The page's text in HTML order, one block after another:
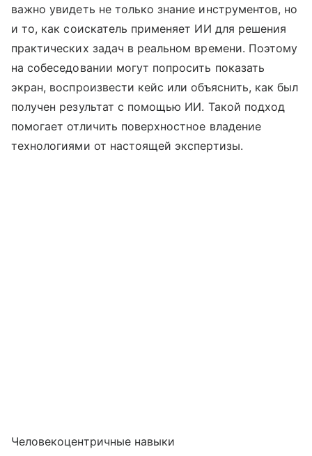
важно увидеть не только знание инструментов, но
и то, как соискатель применяет ИИ для решения
практических задач в реальном времени. Поэтому
на собеседовании могут попросить показать
экран, воспроизвести кейс или объяснить, как был
получен результат с помощью ИИ. Такой подход
помогает отличить поверхностное владение
технологиями от настоящей экспертизы.
Человекоцентричные навыки